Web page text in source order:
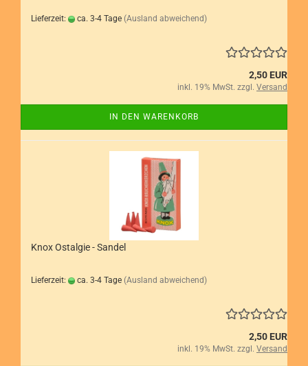
Lieferzeit: ca. 3-4 Tage (Ausland abweichend)
2,50 EUR
inkl. 19% MwSt. zzgl. Versand
IN DEN WARENKORB
Knox Ostalgie - Sandel
Lieferzeit: ca. 3-4 Tage (Ausland abweichend)
2,50 EUR
inkl. 19% MwSt. zzgl. Versand